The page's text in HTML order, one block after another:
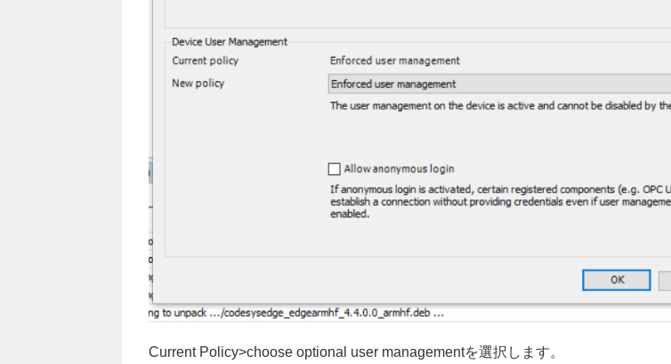
Current Policy>choose optional user managementを選択します。